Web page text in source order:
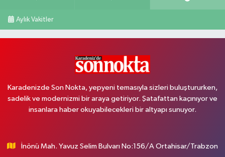
Aylık Vakitler
Karadenizde Son Nokta, yepyeni temasıyla sizleri buluştururken,
sadelik ve modernizmi bir araya getiriyor. Şatafattan kaçınıyor ve
insanlara haber okuyabilecekleri bir altyapı sunuyor.
İnönü Mah. Yavuz Selim Bulvarı No:156/A Ortahisar/Trabzon